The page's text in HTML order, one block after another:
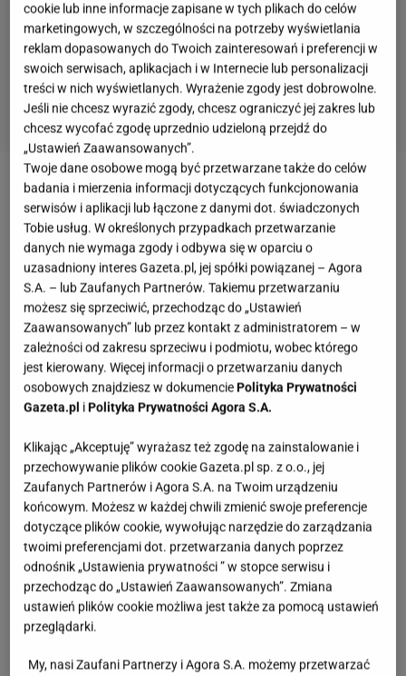
Tajemnicza wędrówka, a może romantyczny spacer
na molo? Jeszcze więcej powodów, dla których
warto odwiedzić malownicze miejscowości w
górachi nadmorzemznajdziesz w dalszej części
artykułu. Może to już najwyższy czas, aby
odetchnąć pełną piersią na łonie natury i podziwiać
horyzont?
Zobacz wideoWyjedź poza Zakopane. Przystań w
w Kluszkowcach
Ciekawe miejsca w polskich górach - tutaj czas nie
ma znaczenia
Magiczne widoki, wyjątkowy mikroklimat, śnieżne
stoki i sieć szlaków, które po drodze odkrywają
kolejne sekrety. Poniżej znajdziesz trzy ciekawe
miejsca wpolskichgórach, które warto zobaczyć o
cookie lub inne informacje zapisane w tych plikach do celów
marketingowych, w szczególności na potrzeby wyświetlania
reklam dopasowanych do Twoich zainteresowań i preferencji w
swoich serwisach, aplikacjach i w Internecie lub personalizacji
treści w nich wyświetlanych. Wyrażenie zgody jest dobrowolne.
Jeśli nie chcesz wyrazić zgody, chcesz ograniczyć jej zakres lub
chcesz wycofać zgodę uprzednio udzieloną przejdź do
„Ustawień Zaawansowanych”.
Twoje dane osobowe mogą być przetwarzane także do celów
badania i mierzenia informacji dotyczących funkcjonowania
serwisów i aplikacji lub łączone z danymi dot. świadczonych
Tobie usług. W określonych przypadkach przetwarzanie
danych nie wymaga zgody i odbywa się w oparciu o
uzasadniony interes Gazeta.pl, jej spółki powiązanej – Agora
S.A. – lub Zaufanych Partnerów. Takiemu przetwarzaniu
możesz się sprzeciwić, przechodząc do „Ustawień
Zaawansowanych” lub przez kontakt z administratorem – w
zależności od zakresu sprzeciwu i podmiotu, wobec którego
jest kierowany. Więcej informacji o przetwarzaniu danych
osobowych znajdziesz w dokumencie Polityka Prywatności
Gazeta.pl i Polityka Prywatności Agora S.A.
Klikając „Akceptuję” wyrażasz też zgodę na zainstalowanie i
przechowywanie plików cookie Gazeta.pl sp. z o.o., jej
Zaufanych Partnerów i Agora S.A. na Twoim urządzeniu
końcowym. Możesz w każdej chwili zmienić swoje preferencje
dotyczące plików cookie, wywołując narzędzie do zarządzania
twoimi preferencjami dot. przetwarzania danych poprzez
odnośnik „Ustawienia prywatności ” w stopce serwisu i
przechodząc do „Ustawień Zaawansowanych”. Zmiana
ustawień plików cookie możliwa jest także za pomocą ustawień
przeglądarki.
My, nasi Zaufani Partnerzy i Agora S.A. możemy przetwarzać